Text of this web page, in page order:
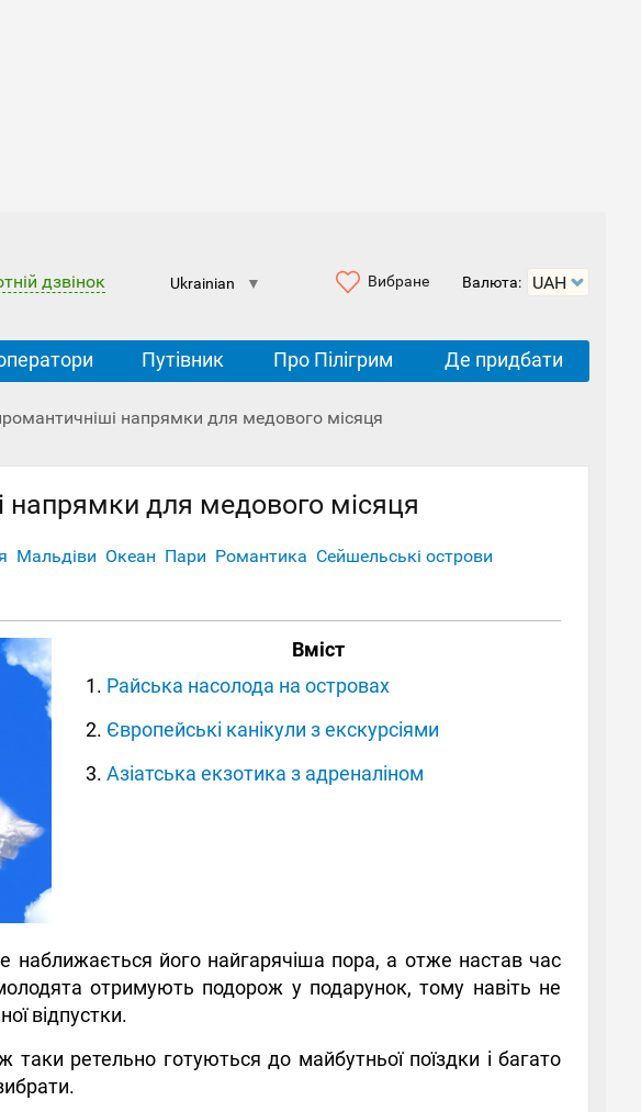
дзвінок Ukrainian ▼ Вибране Валюта:
Путівник Про Пілігрим Де придбати
напрямки для медового місяця
для медового місяця
Мальдіви Океан Пари Романтика Сейшельські острови
Вміст
Райська насолода на островах
Європейські канікули з екскурсіями
Азіатська екзотика з адреналіном
наближається його найгарячіша пора, а отже настав час
отримують подорож у подарунок, тому навіть не
відпустки.
таки ретельно готуються до майбутньої поїздки і багато